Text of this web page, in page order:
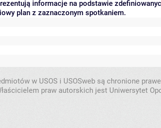
informacje na podstawie
plan z zaznaczonym spotkaniem.
w USOS i USOSweb są chronione
praw autorskich jest Uniwersytet